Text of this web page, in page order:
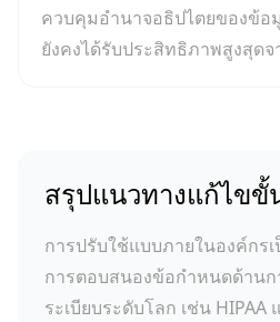
ควบคุมอำนาจอธิปไตยของข้อ
ยังคงได้รับประสิทธิภาพสูงสุด
สรุปแนวทางแก้ไขขั้
การปรับใช้แบบภายในองค์กร
การตอบสนองข้อกำหนดด้าน
ระเบียบระดับโลก เช่น HIPAA